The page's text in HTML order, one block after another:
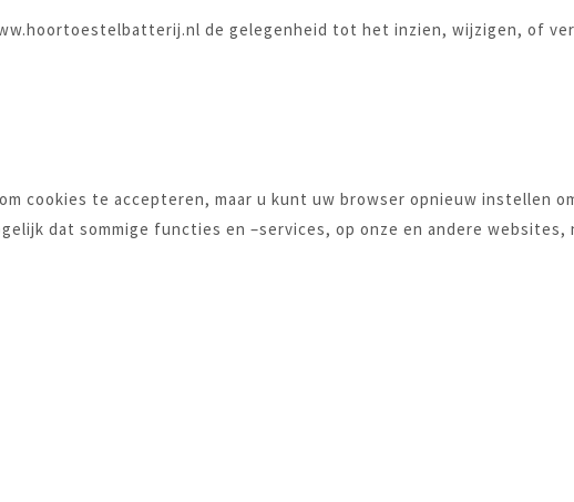
de gelegenheid tot het inzien, wijzigen, of
cookies te accepteren, maar u kunt uw browser opnieuw instellen
dat sommige functies en –services, op onze en andere